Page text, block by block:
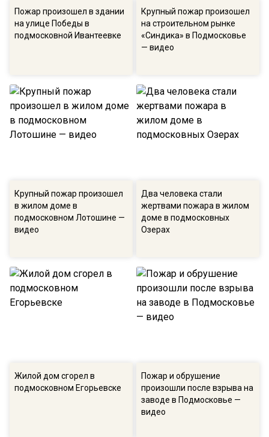
Пожар произошел в здании
на улице Победы в
подмосковной Ивантеевке
Крупный пожар произошел
на строительном рынке
«Синдика» в Подмосковье
— видео
Крупный пожар произошел
в жилом доме в
подмосковном Лотошине —
видео
Два человека стали
жертвами пожара в жилом
доме в подмосковных
Озерах
Жилой дом сгорел в
подмосковном Егорьевске
Пожар и обрушение
произошли после взрыва на
заводе в Подмосковье —
видео